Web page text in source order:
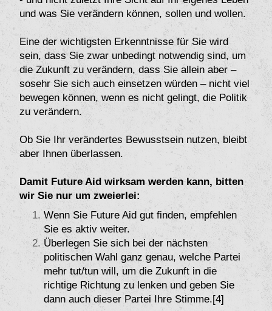
und was Sie verändern können, sollen und wollen.
Eine der wichtigsten Erkenntnisse für Sie wird
sein, dass Sie zwar unbedingt notwendig sind, um
die Zukunft zu verändern, dass Sie allein aber –
sosehr Sie sich auch einsetzen würden – nicht viel
bewegen können, wenn es nicht gelingt, die Politik
zu verändern.
Ob Sie Ihr verändertes Bewusstsein nutzen, bleibt
aber Ihnen überlassen.
Damit Future Aid wirksam werden kann, bitten
wir Sie nur um zweierlei:
Wenn Sie Future Aid gut finden, empfehlen
Sie es aktiv weiter.
Überlegen Sie sich bei der nächsten
politischen Wahl ganz genau, welche Partei
mehr tut/tun will, um die Zukunft in die
richtige Richtung zu lenken und geben Sie
dann auch dieser Partei Ihre Stimme.[4]